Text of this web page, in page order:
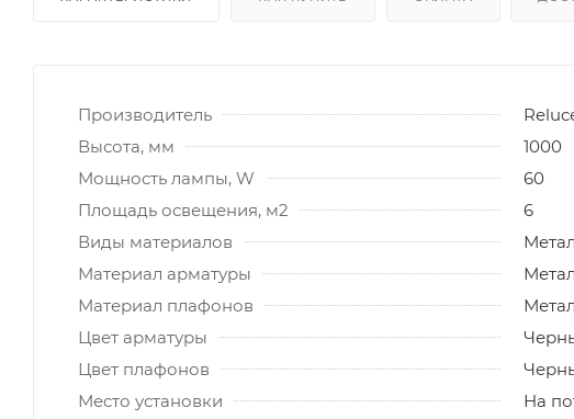
Производитель
Высота, мм
1000
Мощность лампы, W
60
Площадь освещения, м2
6
Виды материалов
Материал арматуры
Материал плафонов
Цвет арматуры
Цвет плафонов
Место установки
На